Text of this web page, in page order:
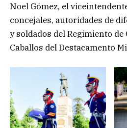
Noel Gómez, el
concejales, autoridades de
y soldados del Regimiento de
Caballos del Destacamento